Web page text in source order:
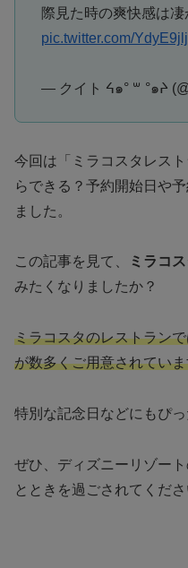
際見た時の爽快感は凄
pic.twitter.com/
— クイト ᔦ๑° ꒳ °๑ᔨ
今回は「ミラコスタレス
らできる？予約開始日や
ました。
この記事を見て、 ミラコ
みたくなりましたか？
ミラコスタのレストラン
が数多くご用意されてい
特別な記念日などにもぴっ
ぜひ、ディズニーリゾー
とときを過ごされてくださ